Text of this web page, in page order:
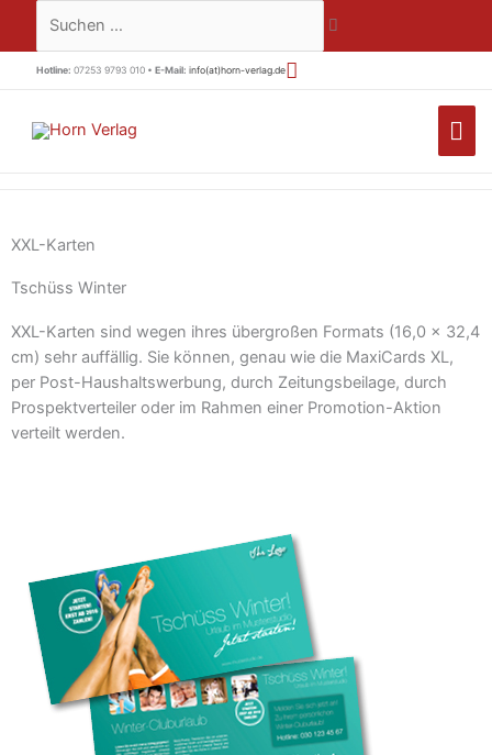
springen
Suchen …
Hotline: 07253 9793 010 • E-Mail: info(at)horn-verlag.de
XXL-Karten
Tschüss Winter
XXL-Karten sind wegen ihres übergroßen Formats (16,0 x 32,4
cm) sehr auffällig. Sie können, genau wie die MaxiCards XL,
per Post-Haushaltswerbung, durch Zeitungsbeilage, durch
Prospektverteiler oder im Rahmen einer Promotion-Aktion
verteilt werden.